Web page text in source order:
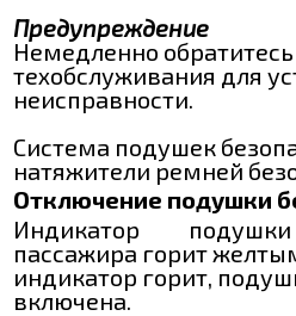
Предупреждение
Немедленно
техобслуживания для
неисправности.
Система подушек
натяжители ремней
Отключение подушки
Индикатор
подушки
пассажира горит
индикатор горит,
включена.